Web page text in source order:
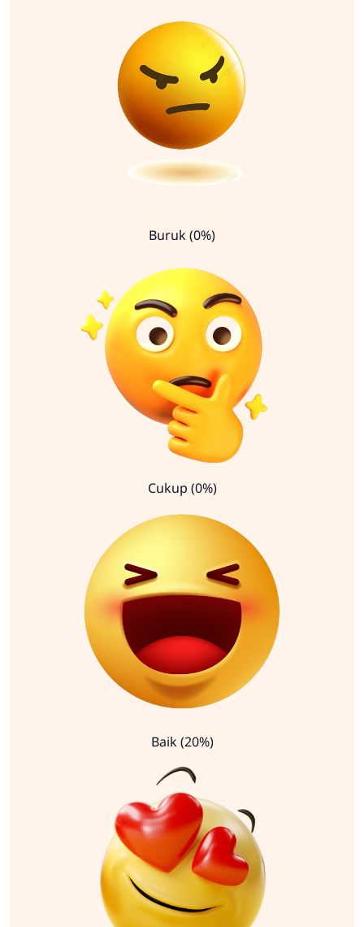
Buruk (0%)
Cukup (0%)
Baik (20%)